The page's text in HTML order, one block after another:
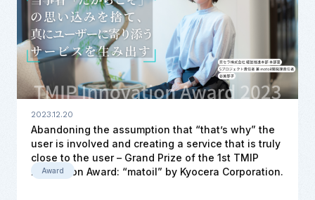
2023.12.20
Abandoning the assumption that “that’s why” the
user is involved and creating a service that is truly
close to the user – Grand Prize of the 1st TMIP
Innovation Award: “matoil” by Kyocera Corporation.
Award